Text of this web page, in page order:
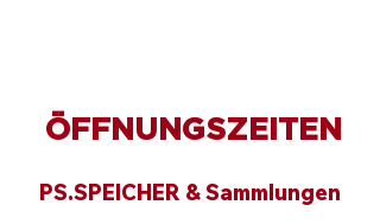
ÖFFNUNGSZEITEN
PS.SPEICHER & Sammlungen